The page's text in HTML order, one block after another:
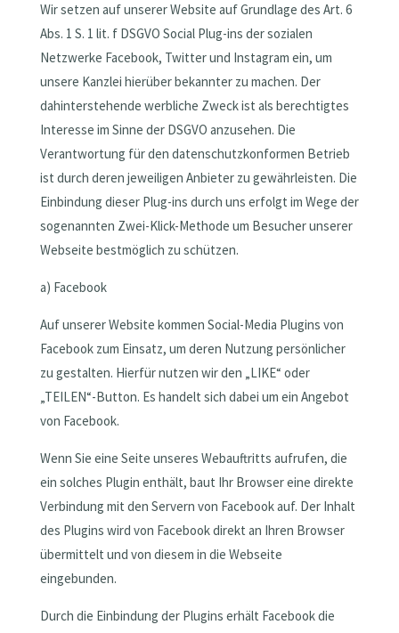
Wir setzen auf unserer Website auf Grundlage des Art. 6
Abs. 1 S. 1 lit. f DSGVO Social Plug-ins der sozialen
Netzwerke Facebook, Twitter und Instagram ein, um
unsere Kanzlei hierüber bekannter zu machen. Der
dahinterstehende werbliche Zweck ist als berechtigtes
Interesse im Sinne der DSGVO anzusehen. Die
Verantwortung für den datenschutzkonformen Betrieb
ist durch deren jeweiligen Anbieter zu gewährleisten. Die
Einbindung dieser Plug-ins durch uns erfolgt im Wege der
sogenannten Zwei-Klick-Methode um Besucher unserer
Webseite bestmöglich zu schützen.
a) Facebook
Auf unserer Website kommen Social-Media Plugins von
Facebook zum Einsatz, um deren Nutzung persönlicher
zu gestalten. Hierfür nutzen wir den „LIKE“ oder
„TEILEN“-Button. Es handelt sich dabei um ein Angebot
von Facebook.
Wenn Sie eine Seite unseres Webauftritts aufrufen, die
ein solches Plugin enthält, baut Ihr Browser eine direkte
Verbindung mit den Servern von Facebook auf. Der Inhalt
des Plugins wird von Facebook direkt an Ihren Browser
übermittelt und von diesem in die Webseite
eingebunden.
Durch die Einbindung der Plugins erhält Facebook die